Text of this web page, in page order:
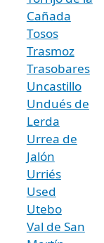
Cañada
Tosos
Trasmoz
Trasobares
Uncastillo
Undués de
Lerda
Urrea de
Jalón
Urriés
Used
Utebo
Val de San